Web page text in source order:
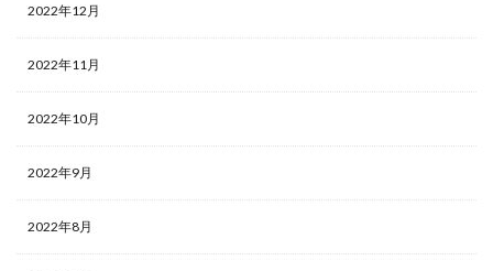
2022年12月
2022年11月
2022年10月
2022年9月
2022年8月